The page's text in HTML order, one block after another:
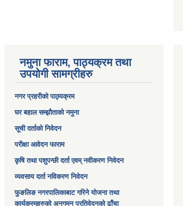
नमुना फाराम, पाठ्यक्रम तथा
उपयोगी सामग्रीहरु
नगर प्रहरीको पाठ्यक्रम
घर बहाल सम्झौताको नमुना
सूची दर्ताको निवेदन
परीक्षा आवेदन फाराम
कृषि तथा पशुपन्छी दर्ता एवम् नवीकरण निवेदन
व्यवसाय दर्ता नविकरण निवेदन
फुङलिङ नगरपालिकाबाट गरिने योजना तथा
कार्यक्रमहरुको अनुगमन प्रतिवेदनको ढाँचा